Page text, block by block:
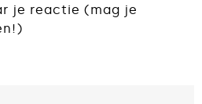
je reactie (mag je